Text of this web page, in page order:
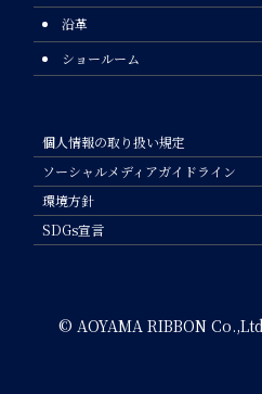
沿革
ショールーム
個人情報の取り扱い規定
ソーシャルメディアガイドライン
環境方針
SDGs宣言
© AOYAMA RIBBON